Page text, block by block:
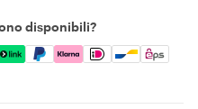
disponibili?
Apple Pay, Google